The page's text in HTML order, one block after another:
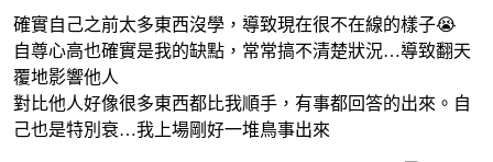
確實自己之前太多東西沒學，導致現在很不在線的樣子😭
自尊心高也確實是我的缺點，常常搞不清楚狀況…導致翻天
覆地影響他人
對比他人好像很多東西都比我順手，有事都回答的出來。自
己也是特別衰…我上場剛好一堆鳥事出來